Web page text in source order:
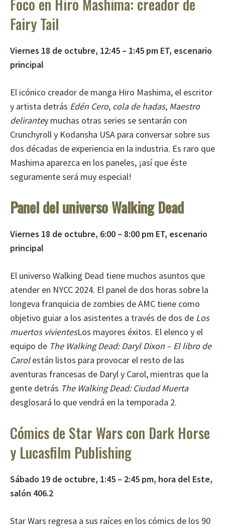
Foco en Hiro Mashima: creador de
Fairy Tail
Viernes 18 de octubre, 12:45 – 1:45 pm ET, escenario
principal
El icónico creador de manga Hiro Mashima, el escritor
y artista detrás Edén Cero, cola de hadas, Maestro
delirantey muchas otras series se sentarán con
Crunchyroll y Kodansha USA para conversar sobre sus
dos décadas de experiencia en la industria. Es raro que
Mashima aparezca en los paneles, ¡así que éste
seguramente será muy especial!
Panel del universo Walking Dead
Viernes 18 de octubre, 6:00 – 8:00 pm ET, escenario
principal
El universo Walking Dead tiene muchos asuntos que
atender en NYCC 2024. El panel de dos horas sobre la
longeva franquicia de zombies de AMC tiene como
objetivo guiar a los asistentes a través de dos de Los
muertos vivientesLos mayores éxitos. El elenco y el
equipo de The Walking Dead: Daryl Dixon – El libro de
Carolestán listos para provocar el resto de las
aventuras francesas de Daryl y Carol, mientras que la
gente detrás The Walking Dead: Ciudad Muerta
desglosará lo que vendrá en la temporada 2.
Cómics de Star Wars con Dark Horse
y Lucasfilm Publishing
Sábado 19 de octubre, 1:45 – 2:45 pm, hora del Este,
salón 406.2
Star Wars regresa a sus raíces en los cómics de los 90